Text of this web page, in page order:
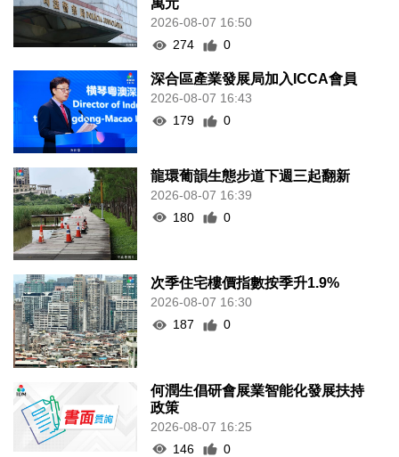
2026-08-07 16:50
274
0
2026-08-07 16:43
179
0
2026-08-07 16:39
180
0
2026-08-07 16:30
187
0
政策
2026-08-07 16:25
146
0